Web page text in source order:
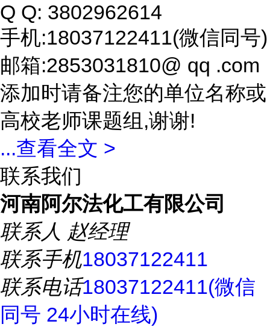
Q Q: 3802962614
手机:18037122411(微信同号)
邮箱:2853031810@ qq .com
添加时请备注您的单位名称或
高校老师课题组,谢谢!
...查看全文 >
联系我们
河南阿尔法化工有限公司
联系人 赵经理
联系手机18037122411
联系电话18037122411(微信
同号 24小时在线)